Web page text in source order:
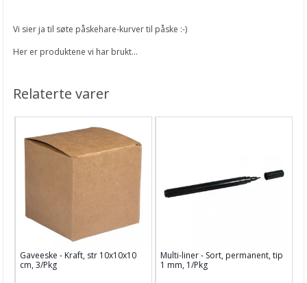
Vi sier ja til søte påskehare-kurver til påske :-)
Her er produktene vi har brukt...
Relaterte varer
Gaveeske - Kraft, str 10x10x10
cm, 3/Pkg
Multi-liner - Sort, permanent, tip
1 mm, 1/Pkg